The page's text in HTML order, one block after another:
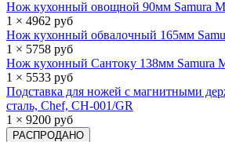
Нож кухонный овощной 90мм Samura
1 × 4962 руб
Нож кухонный обвалочный 165мм
1 × 5758 руб
Нож кухонный Сантоку 138мм Samura
1 × 5533 руб
Подставка для ножей с магнитными
сталь, Chef, CH-001/GR
1 × 9200 руб
РАСПРОДАНО